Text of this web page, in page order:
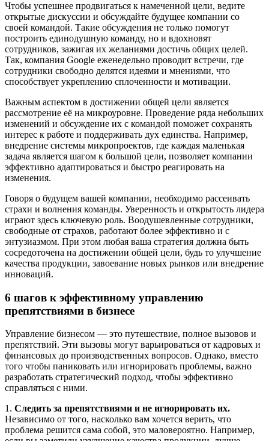
Чтобы успешнее продвигаться к намеченной цели, ведите
открытые дискуссии и обсуждайте будущее компании со
своей командой. Такие обсуждения не только помогут
построить единодушную команду, но и вдохновят
сотрудников, зажигая их желаниями достичь общих целей.
Так, компания Google еженедельно проводит встречи, где
сотрудники свободно делятся идеями и мнениями, что
способствует укреплению сплоченности и мотивации.
Важным аспектом в достижении общей цели является
рассмотрение её на микроуровне. Проведение ряда небольших
изменений и обсуждение их с командой поможет сохранять
интерес к работе и поддерживать дух единства. Например,
внедрение системы микропроектов, где каждая маленькая
задача является шагом к большой цели, позволяет компании
эффективно адаптироваться и быстро реагировать на
изменения.
Говоря о будущем вашей компании, необходимо рассеивать
страхи и волнения команды. Уверенность и открытость лидера
играют здесь ключевую роль. Воодушевленные сотрудники,
свободные от страхов, работают более эффективно и с
энтузиазмом. При этом любая ваша стратегия должна быть
сосредоточена на достижении общей цели, будь то улучшение
качества продукции, завоевание новых рынков или внедрение
инноваций.
6 шагов к эффективному управлению
препятствиями в бизнесе
Управление бизнесом — это путешествие, полное вызовов и
препятствий. Эти вызовы могут варьироваться от кадровых и
финансовых до производственных вопросов. Однако, вместо
того чтобы паниковать или игнорировать проблемы, важно
разработать стратегический подход, чтобы эффективно
справляться с ними.
1. Следить за препятствиями и не игнорировать их.
Независимо от того, насколько вам хочется верить, что
проблема решится сама собой, это маловероятно. Например,